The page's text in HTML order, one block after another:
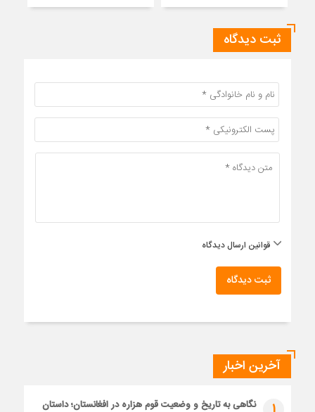
ثبت دیدگاه
قوانین ارسال دیدگاه
ثبت دیدگاه
آخرین اخبار
نگاهی به تاریخ و وضعیت قوم هزاره در افغانستان؛ داستان